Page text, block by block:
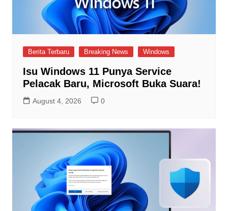
Berita Terbaru Breaking News Windows
Isu Windows 11 Punya Service
Pelacak Baru, Microsoft Buka Suara!
August 4, 2026 0